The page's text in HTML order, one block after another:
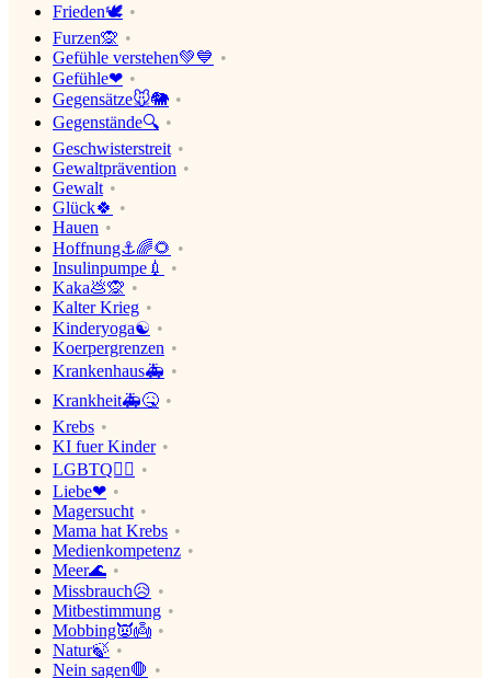
Frieden🕊
Furzen🙊
Gefühle verstehen💚💙
Gefühle❤
Gegensätze🐭🐘
Gegenstände🔍
Geschwisterstreit
Gewaltprävention
Gewalt
Glück🍀
Hauen
Hoffnung⚓🌈🌻
Insulinpumpe💉
Kaka💩🙊
Kalter Krieg
Kinderyoga☯
Koerpergrenzen
Krankenhaus🚑
Krankheit🚑🤒
Krebs
KI fuer Kinder
LGBTQ🏳‍🌈
Liebe❤
Magersucht
Mama hat Krebs
Medienkompetenz
Meer🌊
Missbrauch😥
Mitbestimmung
Mobbing👿👼
Natur🍃
Nein sagen🛑